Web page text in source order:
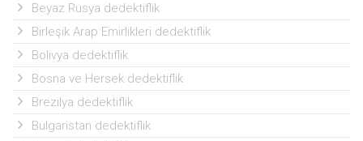
Beyaz Rusya dedektiflik
Birleşik Arap Emirlikleri dedektiflik
Bolivya dedektiflik
Bosna ve Hersek dedektiflik
Brezilya dedektiflik
Bulgaristan dedektiflik